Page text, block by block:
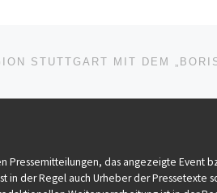
Pressemitteilungen, das angezeigte Event
in der Regel auch Urheber der